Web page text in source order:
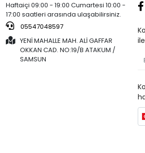
Haftaiçi 09:00 - 19:00 Cumartesi 10:00 -
17:00 saatleri arasında ulaşabilirsiniz.
05547048597
YENİ MAHALLE MAH. ALİ GAFFAR
OKKAN CAD. NO:19/B ATAKUM /
SAMSUN